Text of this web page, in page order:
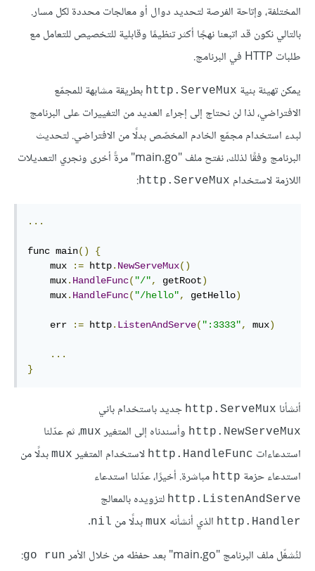
المختلفة، وإتاحة الفرصة لتحديد دوال أو معالجات محددة لكل مسار.
بالتالي نكون قد اتبعنا نهجًا أكثر تنظيمًا وقابلية للتخصيص للتعامل مع
طلبات HTTP في البرنامج.
يمكن تهيئة بنية http.ServeMux بطريقة مشابهة للمجمّع
الافتراضي، لذا لن نحتاج إلى إجراء العديد من التغييرات على البرنامج
لبدء استخدام مجمّع الخادم المخصّص بدلًا من الافتراضي. لتحديث
البرنامج وفقًا لذلك، نفتح ملف "main.go" مرةً أخرى ونجري التعديلات
اللازمة لاستخدام http.ServeMux
:
...
func main()
{
    mux
:= http. NewServeMux()
    mux
. HandleFunc( "/", getRoot)
    mux
. HandleFunc( "/hello", getHello)
    err
:= http. ListenAndServe( ":3333", mux)
...
}
أنشأنا http.ServeMux جديد باستخدام باني
http.NewServeMux وأسندناه إلى المتغير mux، ثم عدّلنا
استدعاءات http.HandleFunc لاستخدام المتغير mux بدلًا من
استدعاء حزمة http مباشرة. أخيرًا، عدّلنا استدعاء
http.ListenAndServe لتزويده بالمعالج
http.Handler الذي أنشأنه mux بدلًا من nil
.
لنُشغّل ملف البرنامج "main.go" بعد حفظه من خلال الأمر
go run
: